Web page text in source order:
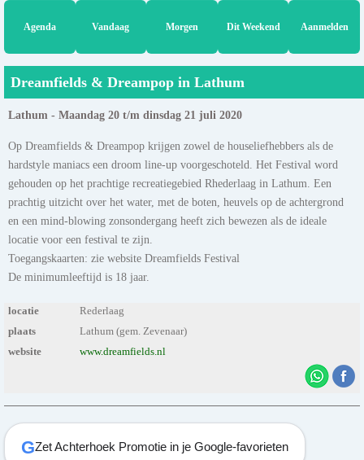
Agenda Vandaag Morgen Dit Weekend Aanmelden
Dreamfields & Dreampop in Lathum
Lathum - Maandag 20 t/m dinsdag 21 juli 2020
Op Dreamfields & Dreampop krijgen zowel de houseliefhebbers als de
hardstyle maniacs een droom line-up voorgeschoteld. Het Festival word
gehouden op het prachtige recreatiegebied Rhederlaag in Lathum. Een
prachtig uitzicht over het water, met de boten, heuvels op de achtergrond
en een mind-blowing zonsondergang heeft zich bewezen als de ideale
locatie voor een festival te zijn.
Toegangskaarten: zie website Dreamfields Festival
De minimumleeftijd is 18 jaar.
locatie
Rederlaag
plaats
Lathum (gem. Zevenaar)
website
www.dreamfields.nl
GZet Achterhoek Promotie in je Google-favorieten